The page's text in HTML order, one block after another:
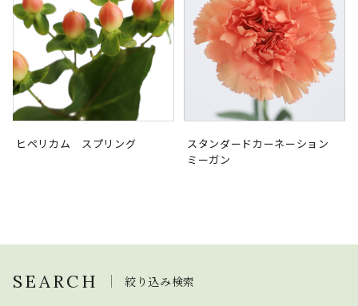
ヒペリカム スプリング
スタンダードカーネーション
ミーガン
SEARCH 絞り込み検索